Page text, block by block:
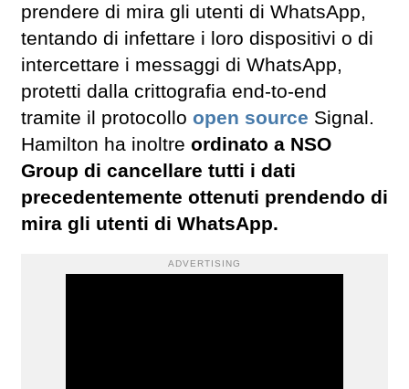
prendere di mira gli utenti di WhatsApp,
tentando di infettare i loro dispositivi o di
intercettare i messaggi di WhatsApp,
protetti dalla crittografia end-to-end
tramite il protocollo open source Signal.
Hamilton ha inoltre ordinato a NSO
Group di cancellare tutti i dati
precedentemente ottenuti prendendo di
mira gli utenti di WhatsApp.
ADVERTISING